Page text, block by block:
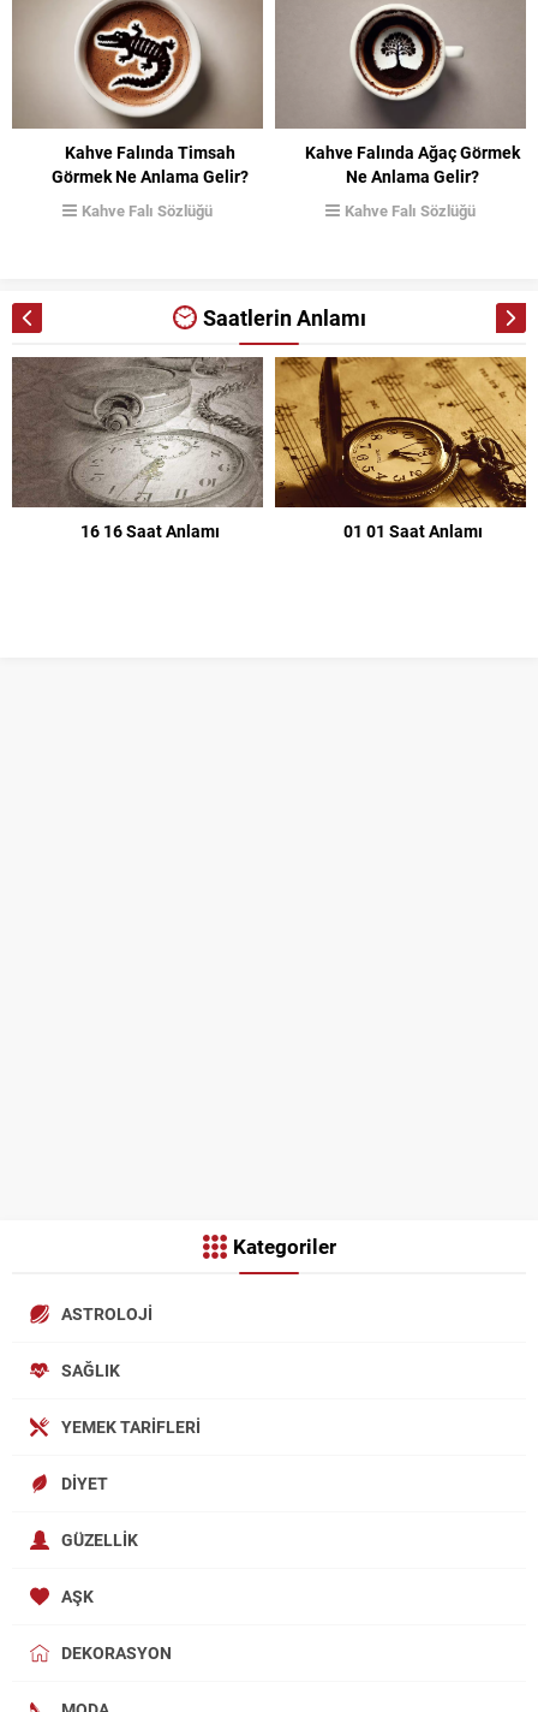
Kahve Falında Timsah
Görmek Ne Anlama Gelir?
Kahve Falı Sözlüğü
Kahve Falında Ağaç Görmek
Ne Anlama Gelir?
Kahve Falı Sözlüğü
Saatlerin Anlamı
16 16 Saat Anlamı 01 01 Saat Anlamı
Kategoriler
ASTROLOJI
SAĞLIK
YEMEK TARIFLERI
DIYET
GÜZELLIK
AŞK
DEKORASYON